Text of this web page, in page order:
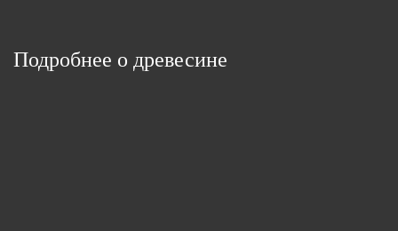
Подробнее о древесине